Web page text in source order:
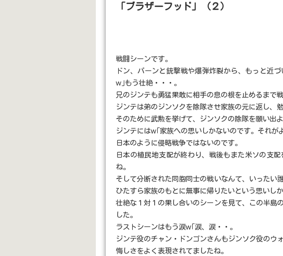
「ブラザーフッド」（２）
戦闘シーンです。
ドン、パーンと銃撃戦や爆弾炸裂から、もっと近
w｣もう壮絶・・・。
兄のジンテも勇猛果敢に相手の息の根を止めるまで
ジンテは弟のジンソクを除隊させ家族の元に返し、
そのために武勲を挙げて、ジンソクの除隊を願い出
ジンテにはw｢家族への思いしかないのです。それが
日本のように侵略戦争ではないのです。
日本の植民地支配が終わり、戦後もまた米ソの支
ね。
そして分断された同胞同士の戦いなんて、いったい
ひたすら家族のもとに無事に帰りたいという思いし
壮絶な１対１の果し合いのシーンを見て、この半島
した。
ラストシーンはもう涙w｢涙、涙・・。
ジンテ役のチャン・ドンゴンさんもジンソク役のウ
悔しさをよく表現されてましたね。